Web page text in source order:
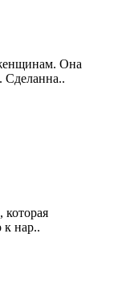
Она
Сделанна..
которая
к нар..